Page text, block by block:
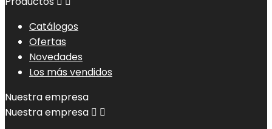
Catálogos
Ofertas
Novedades
Los más vendidos
Nuestra empresa
Nuestra empresa  